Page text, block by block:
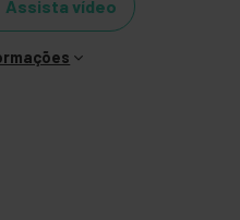
Assista vídeo